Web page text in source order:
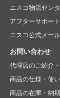
エスコ物流セン
アフターサポート
エスコ公式メー
お問い合わせ
代理店のご紹介・
商品の仕様・使
商品の在庫・納